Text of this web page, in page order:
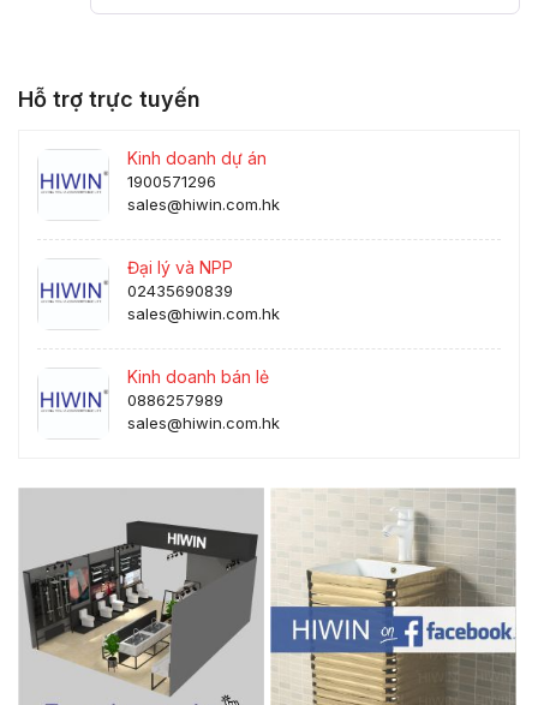
Hỗ trợ trực tuyến
Kinh doanh dự án
1900571296
sales@hiwin.com.hk
Đại lý và NPP
02435690839
sales@hiwin.com.hk
Kinh doanh bán lẻ
0886257989
sales@hiwin.com.hk